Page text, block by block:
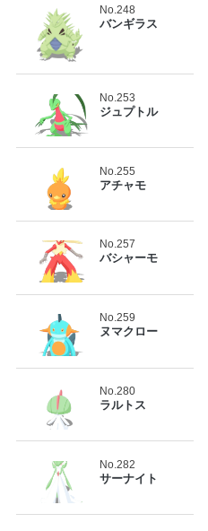
No.248
バンギラス
No.253
ジュプトル
No.255
アチャモ
No.257
バシャーモ
No.259
ヌマクロー
No.280
ラルトス
No.282
サーナイト